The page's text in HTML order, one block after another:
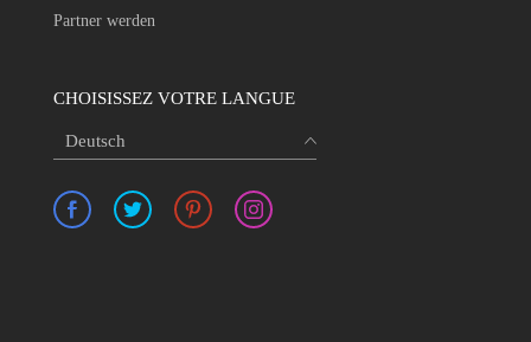
Partner werden
CHOISISSEZ VOTRE LANGUE
Deutsch